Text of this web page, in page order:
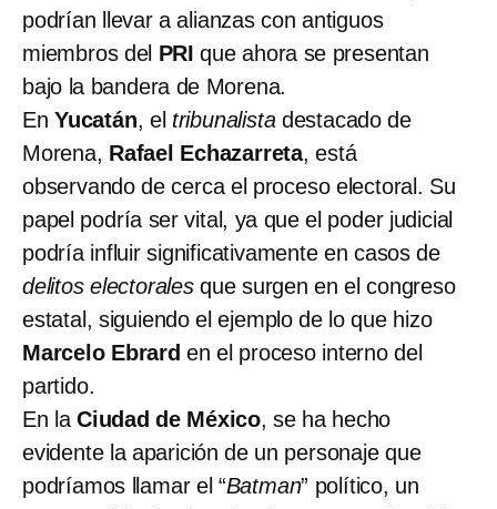
podrían llevar a alianzas con antiguos
miembros del PRIque ahora se presentan
bajo la bandera de Morena.
En Yucatán, el tribunalista destacado de
Morena, Rafael Echazarreta, está
observando de cerca el proceso electoral. Su
papel podría ser vital, ya que el poder judicial
podría influir significativamente en casos de
delitos electoralesque surgen en el congreso
estatal, siguiendo el ejemplo de lo que hizo
Marcelo Ebrarden el proceso interno del
partido.
En la Ciudad de México, se ha hecho
evidente la aparición de un personaje que
podríamos llamar el “Batman” político, un